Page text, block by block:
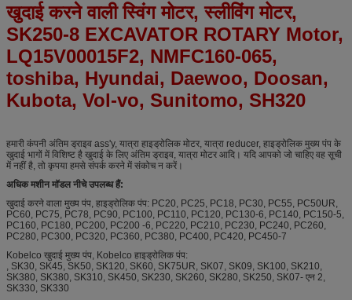
खुदाई करने वाली स्विंग मोटर, स्लीविंग मोटर,
SK250-8 EXCAVATOR ROTARY Motor,
LQ15V00015F2, NMFC160-065,
toshiba, Hyundai, Daewoo, Doosan,
Kubota, Vol-vo, Sunitomo, SH320
हमारी कंपनी अंतिम ड्राइव ass'y, यात्रा हाइड्रोलिक मोटर, यात्रा reducer, हाइड्रोलिक मुख्य पंप के
खुदाई भागों में विशिष्ट है खुदाई के लिए अंतिम ड्राइव, यात्रा मोटर आदि। यदि आपको जो चाहिए वह सूची
में नहीं है, तो कृपया हमसे संपर्क करने में संकोच न करें।
अधिक मशीन मॉडल नीचे उपलब्ध हैं:
खुदाई करने वाला मुख्य पंप, हाइड्रोलिक पंप: PC20, PC25, PC18, PC30, PC55, PC50UR,
PC60, PC75, PC78, PC90, PC100, PC110, PC120, PC130-6, PC140, PC150-5,
PC160, PC180, PC200, PC200 -6, PC220, PC210, PC230, PC240, PC260,
PC280, PC300, PC320, PC360, PC380, PC400, PC420, PC450-7
Kobelco खुदाई मुख्य पंप, Kobelco हाइड्रोलिक पंप:
, SK30, SK45, SK50, SK120, SK60, SK75UR, SK07, SK09, SK100, SK210,
SK380, SK380, SK310, SK450, SK230, SK260, SK280, SK250, SK07- एन 2,
SK330, SK330